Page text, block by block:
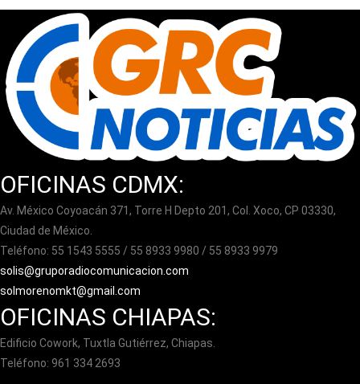
OFICINAS CDMX:
Av. México Coyoacán 371, Torre H Depto 201, Col. Xoco, CP 03330,
Ciudad de México.
Teléfono: 55 1543 5555 / 55 8933 9980 / 55 8933 9979
solis@gruporadiocomunicacion.com
solmorenomkt@gmail.com
OFICINAS CHIAPAS:
Edificio Cowork, Tuxtla Gutiérrez, Chiapas.
Teléfono: 961 334 2693